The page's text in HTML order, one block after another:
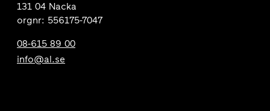
131 04 Nacka
orgnr: 556175-7047
08-615 89 00
info@al.se